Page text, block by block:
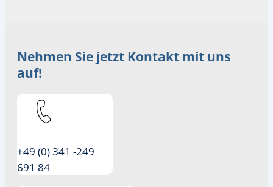
Nehmen Sie jetzt Kontakt mit uns
auf!
+49 (0) 341 -249
691 84